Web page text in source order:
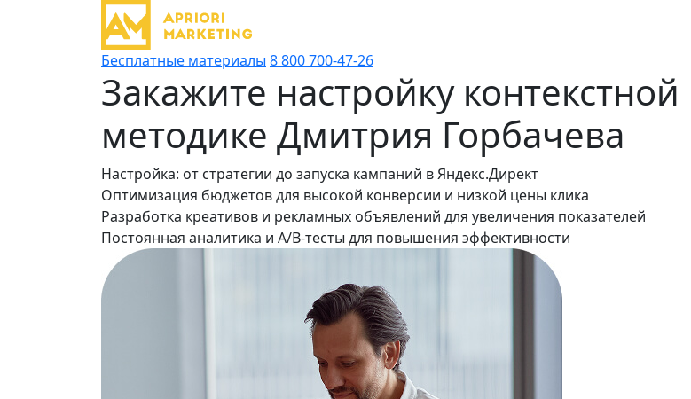
Бесплатные материалы 8 800 700-47-26
Закажите настройку
методике Дмитрия Горбачева
Настройка: от стратегии до запуска кампаний в Яндекс.Директ
Оптимизация бюджетов для высокой конверсии и низкой цены клика
Разработка креативов и рекламных объявлений для увеличения показателей
Постоянная аналитика и A/B-тесты для повышения эффективности